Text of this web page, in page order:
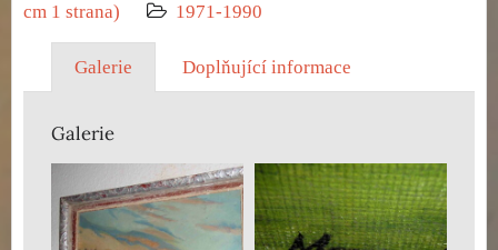
cm 1 strana)
1971-1990
Galerie Doplňující informace
Galerie